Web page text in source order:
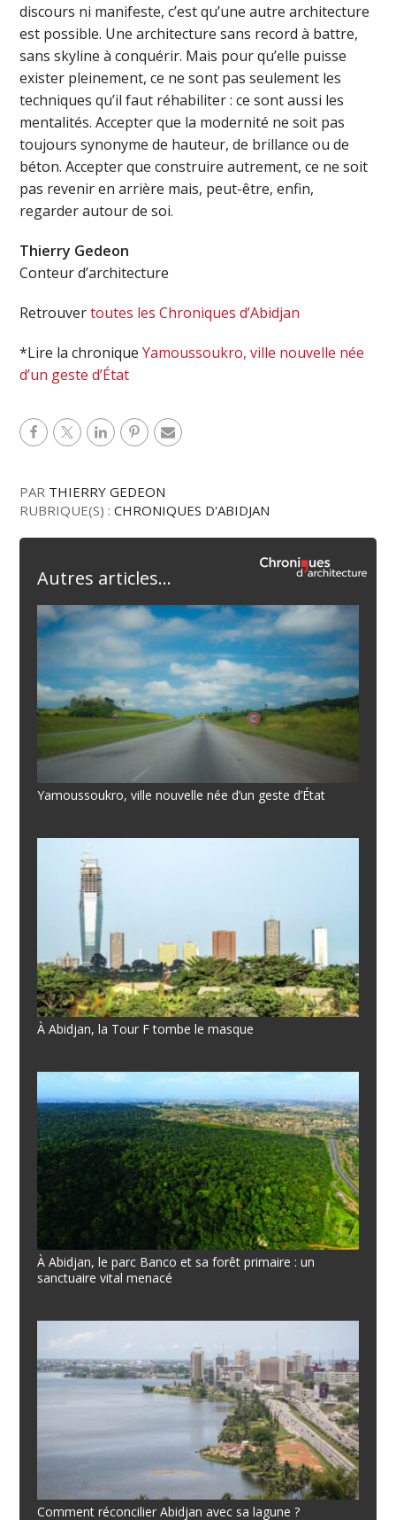
discours ni manifeste, c’est qu’une autre architecture
est possible. Une architecture sans record à battre,
sans skyline à conquérir. Mais pour qu’elle puisse
exister pleinement, ce ne sont pas seulement les
techniques qu’il faut réhabiliter : ce sont aussi les
mentalités. Accepter que la modernité ne soit pas
toujours synonyme de hauteur, de brillance ou de
béton. Accepter que construire autrement, ce ne soit
pas revenir en arrière mais, peut-être, enfin,
regarder autour de soi.
Thierry Gedeon
Conteur d’architecture
Retrouvertoutes les Chroniques d’Abidjan
*Lire la chroniqueYamoussoukro, ville nouvelle née
d’un geste d’État
PAR THIERRY GEDEON
RUBRIQUE(S) :CHRONIQUES D'ABIDJAN
Autres articles...
Yamoussoukro, ville nouvelle née d’un geste d’État
À Abidjan, la Tour F tombe le masque
À Abidjan, le parc Banco et sa forêt primaire : un
sanctuaire vital menacé
Comment réconcilier Abidjan avec sa lagune ?